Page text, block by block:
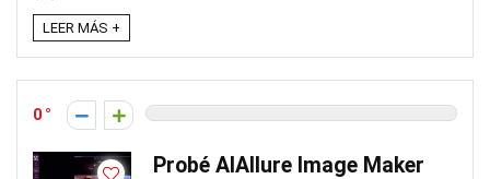
LEER MÁS +
0
Probé AIAllure Image Maker